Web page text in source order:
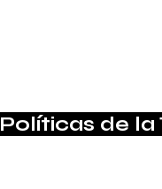
Políticas de la